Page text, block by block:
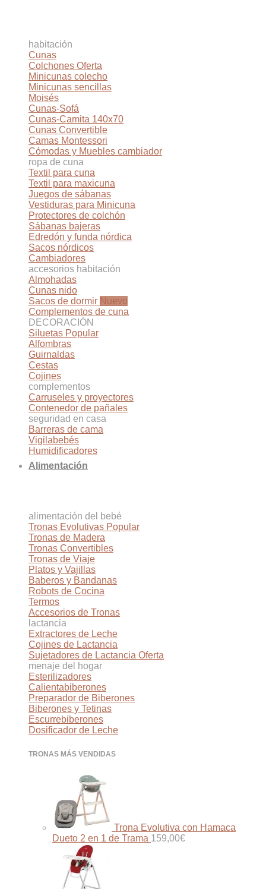
habitación
Cunas
Colchones
Minicunas colecho
Minicunas sencillas
Moisés
Cunas-Sofá
Cunas-Camita 140x70
Cunas Convertible
Camas Montessori
Cómodas y Muebles cambiador
ropa de cuna
Textil para cuna
Textil para maxicuna
Juegos de sábanas
Vestiduras para Minicuna
Protectores de colchón
Sábanas bajeras
Edredón y funda nórdica
Sacos nórdicos
Cambiadores
accesorios habitación
Almohadas
Cunas nido
Sacos de dormir
Complementos de cuna
DECORACIÓN
Siluetas
Alfombras
Guirnaldas
Cestas
Cojines
complementos
Carruseles y proyectores
Contenedor de pañales
seguridad en casa
Barreras de cama
Vigilabebés
Humidificadores
Alimentación
alimentación del bebé
Tronas Evolutivas
Tronas de Madera
Tronas Convertibles
Tronas de Viaje
Platos y Vajillas
Baberos y Bandanas
Robots de Cocina
Termos
Accesorios de Tronas
lactancia
Extractores de Leche
Cojines de Lactancia
Sujetadores de Lactancia
menaje del hogar
Esterilizadores
Calientabiberones
Preparador de Biberones
Biberones y Tetinas
Escurrebiberones
Dosificador de Leche
TRONAS MÁS VENDIDAS
Trona Evolutiva con Hamaca
Dueto 2 en 1 de Trama 159,00€